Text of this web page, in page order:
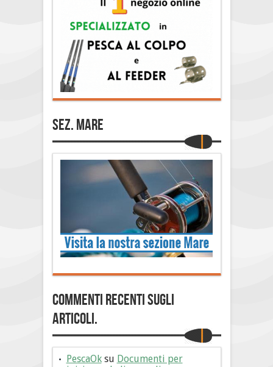
Sez. Mare
Commenti Recenti sugli
articoli.
PescaOksu Documenti per